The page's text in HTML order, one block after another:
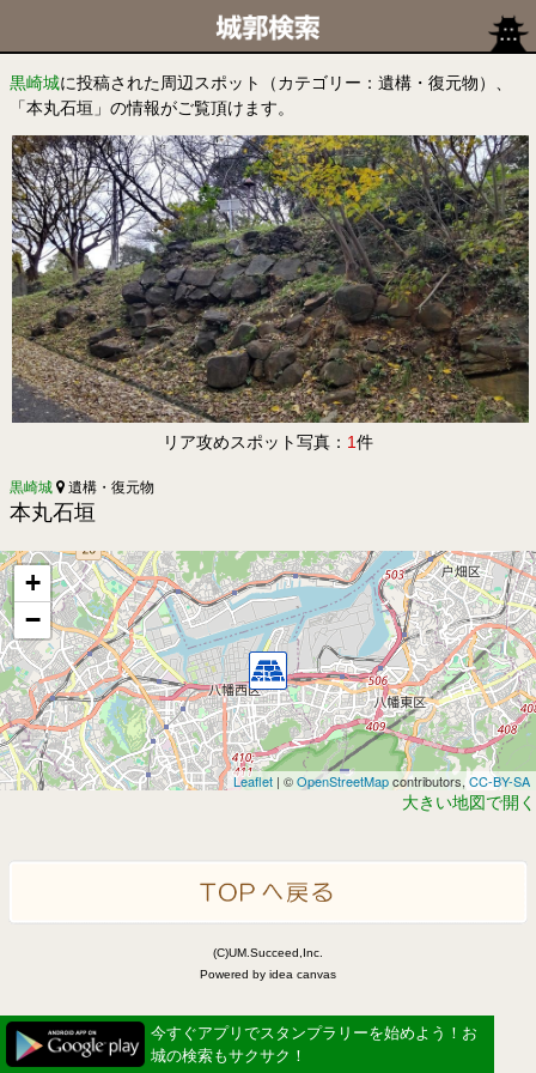
黒崎城に投稿された周辺スポット（カテゴリー：遺構・復元物）、
「本丸石垣」の情報がご覧頂けます。
リア攻めスポット写真： 1件
黒崎城 遺構・復元物
本丸石垣
+
−
Leaflet | ©OpenStreetMapcontributors, CC-BY-SA
大きい地図で開く
(C)UM.Succeed,Inc.
Powered by idea canvas
今すぐアプリでスタンプラリーを始めよう！お
城の検索もサクサク！